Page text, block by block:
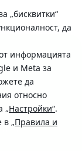
„бисквитки“
да
информацията
и Meta за
да
относно
„Настройки“.
в „Правила и
1036